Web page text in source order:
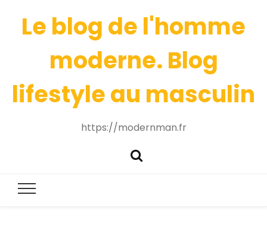
Le blog de l'homme
moderne. Blog
lifestyle au masculin
https://modernman.fr